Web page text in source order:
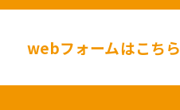
webフォームはこちら